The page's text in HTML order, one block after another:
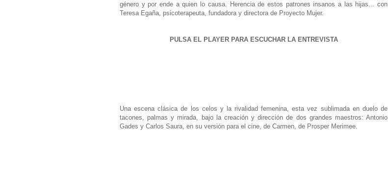
género y por ende a quien lo causa. Herencia de estos patrones insanos a las hijas... con
Teresa Egaña, psicoterapeuta, fundadora y directora de Proyecto Mujer.
PULSA EL PLAYER PARA ESCUCHAR LA ENTREVISTA
Una escena clásica de los celos y la rivalidad femenina, esta vez sublimada en duelo de
tacones, palmas y mirada, bajo la creación y dirección de dos grandes maestros: Antonio
Gades y Carlos Saura, en su versión para el cine, de Carmen, de Prosper Merimee.